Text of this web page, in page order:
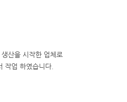
산을 시작한 업체로
작업 하였습니다.